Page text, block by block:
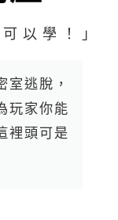
以 學 ！ 」
室 逃 脫 ，
玩 家 你 能
裡 頭 可 是